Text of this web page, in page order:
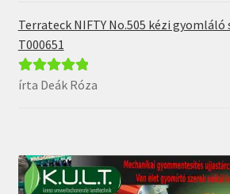
Terrateck NIFTY No.505 kézi gyomláló
T000651
Értékelés: 5/
írta Deák Róza